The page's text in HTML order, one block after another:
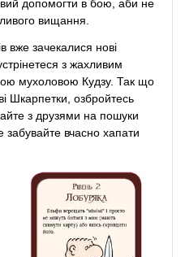
допомогти в бою, аби не
вищання.
вже зачекалися нові
з жахливим
мухоловою Кудзу. Так що
Шкарпетки, озбройтесь
з друзями на пошуки
вчасно хапати